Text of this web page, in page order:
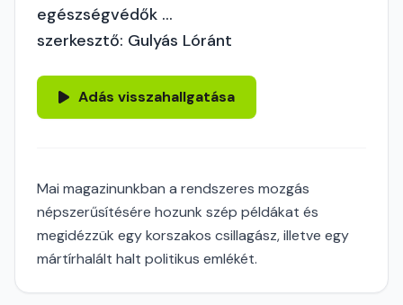
egészségvédők ...
szerkesztő: Gulyás Lóránt
Adás visszahallgatása
Mai magazinunkban a rendszeres mozgás
népszerűsítésére hozunk szép példákat és
megidézzük egy korszakos csillagász, illetve egy
mártírhalált halt politikus emlékét.